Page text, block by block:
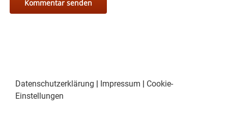
Datenschutzerklärung | Impressum | Cookie-
Einstellungen